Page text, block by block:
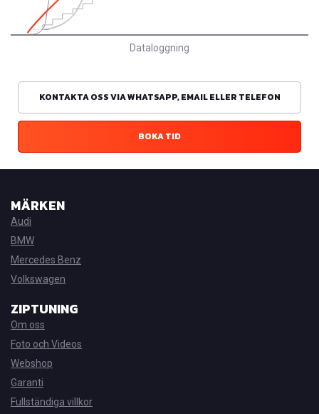
Dataloggning
KONTAKTA OSS VIA WHATSAPP, EMAIL ELLER TELEFON
BOKA TID
MÄRKEN
Audi
BMW
Mercedes Benz
Volkswagen
ZIPTUNING
Om oss
Foto och Videos
Webshop
Garanti
Fullständiga villkor